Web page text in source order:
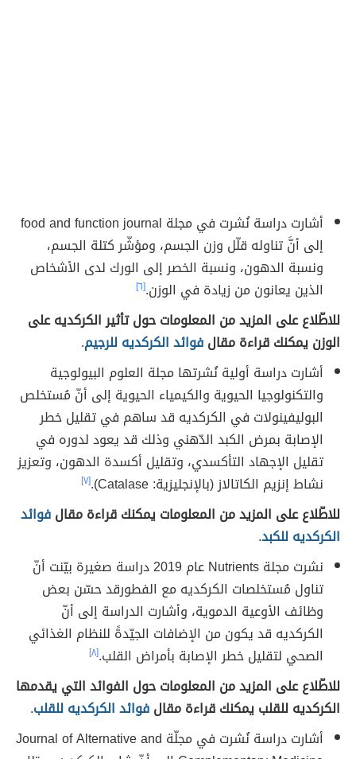
أشارت دراسة نُشرت في مجلة food and function journal
إلى أنَّ تناوله قلّل وزن الجسم، ومؤشّر كتلة الجسم،
ونسبة الدهون، ونسبة الخصر إلى الورك لدى الأشخاص
الذين يعانون من زيادة في الوزن.[٦]
للاطّلاع على المزيد من المعلومات حول تأثير الكركديه على
الوزن يمكنك قراءة مقالفوائد الكركديه للرجيم.
أشارت دراسة أولية نُشرتها مجلة العلوم البيولوجية
والتكنولوجيا الحيوية والكيمياء الحيوية إلى أنّ مُستخلص
البوليفينولات في الكركديه قد ساهم في تقليل خطر
الإصابة بمرض الكبد الدّهني وذلك قد يعود لدوره في
تقليل الإجهاد التأكسدي، وتقليل أكسدة الدهون، وتعزيز
نشاط إنزيم الكاتالاز (بالإنجليزية: Catalase).
[٧]
للاطّلاع على المزيد من المعلومات يمكنك قراءة مقالفوائد
الكركديه للكبد.
نشرت مجلة Nutrients عام 2019 دراسة صغيرة بيّنت أنّ
تناول مُستخلصات الكركديه مع الفطورقد حسّن بعض
وظائف الأوعية الدموية، وأشارت الدراسة إلى أنّ
الكركديه قد يكون من الإضافات الجيّدةً للنظام الغذائي
الصحي لتقليل خطر الإصابة بأمراض القلب.[٨]
للاطّلاع على المزيد من المعلومات حول الفوائد التي يقدمها
الكركديه للقلب يمكنك قراءة مقالفوائد الكركديه للقلب.
أشارت دراسة نُشرت في مجلّة Journal of Alternative and